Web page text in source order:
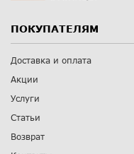
ПОКУПАТЕЛЯМ
Доставка и оплата
Акции
Услуги
Статьи
Возврат